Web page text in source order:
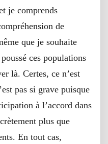
je comprends
de
que je souhaite
ces populations
là. Certes, ce n’est
pas si grave puisque
à l’accord dans
plus que
En tout cas,